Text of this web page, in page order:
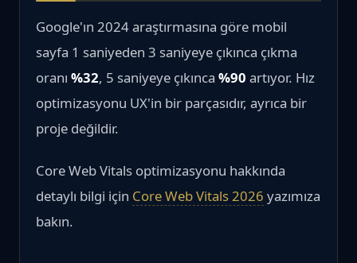
Google'ın 2024 araştırmasına göre mobil
sayfa 1 saniyeden 3 saniyeye çıkınca çıkma
oranı %32, 5 saniyeye çıkınca %90 artıyor. Hız
optimizasyonu UX'in bir parçasıdır, ayrıca bir
proje değildir.
Core Web Vitals optimizasyonu hakkında
detaylı bilgi için Core Web Vitals 2026 yazımıza
bakın.